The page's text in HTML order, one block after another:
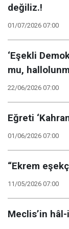
değiliz.!
01/07/2026 07:00
‘Eşekli
mu,
22/06/2026 07:00
Eğreti
01/06/2026 07:00
“Ekrem
11/05/2026 07:00
Meclis’in